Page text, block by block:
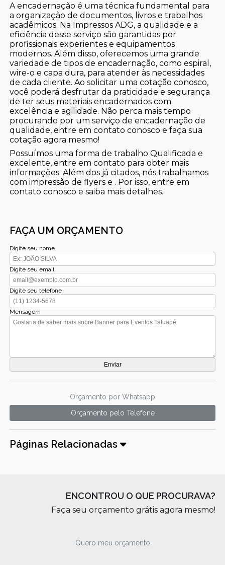
A encadernação é uma técnica fundamental para
a organização de documentos, livros e trabalhos
acadêmicos. Na Impressos ADG, a qualidade e a
eficiência desse serviço são garantidas por
profissionais experientes e equipamentos
modernos. Além disso, oferecemos uma grande
variedade de tipos de encadernação, como espiral,
wire-o e capa dura, para atender às necessidades
de cada cliente. Ao solicitar uma cotação conosco,
você poderá desfrutar da praticidade e segurança
de ter seus materiais encadernados com
excelência e agilidade. Não perca mais tempo
procurando por um serviço de encadernação de
qualidade, entre em contato conosco e faça sua
cotação agora mesmo!
Possuímos uma forma de trabalho Qualificada e
excelente, entre em contato para obter mais
informações. Além dos já citados, nós trabalhamos
com impressão de flyers e . Por isso, entre em
contato conosco e saiba mais detalhes.
FAÇA UM ORÇAMENTO
Digite seu nome
Digite seu email
Digite seu telefone
Mensagem
Orçamento por Whatsapp
Orçamento pelo Telefone
Páginas Relacionadas
ENCONTROU O QUE PROCURAVA?
Faça seu orçamento grátis agora mesmo!
Quero meu orçamento